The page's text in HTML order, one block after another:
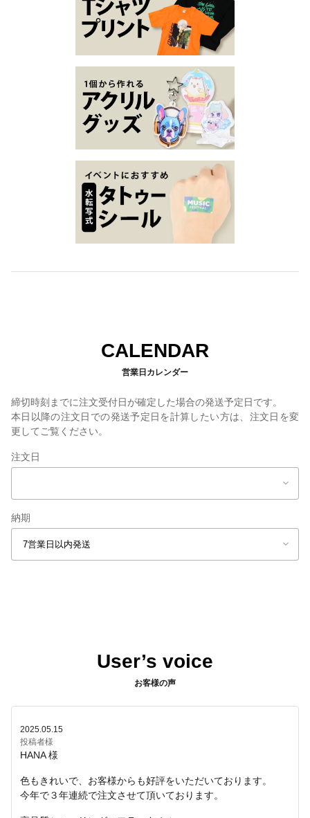
CALENDAR
営業日カレンダー
締切時刻までに注文受付日が確定した場合の発送予定日です。
本日以降の注文日での発送予定日を計算したい方は、注文日を変
更してご覧ください。
注文日
納期
User’s voice
お客様の声
2025.05.15
投稿者様
HANA 様
色もきれいで、お客様からも好評をいただいております。
今年で３年連続で注文させて頂いております。